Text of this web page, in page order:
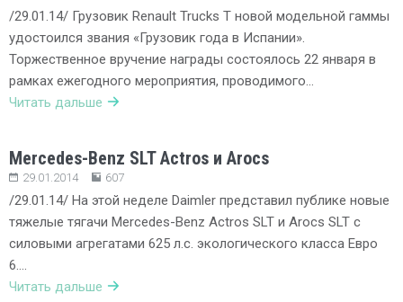
/29.01.14/ Грузовик Renault Trucks Т новой модельной гаммы
удостоился звания «Грузовик года в Испании».
Торжественное вручение награды состоялось 22 января в
рамках ежегодного мероприятия, проводимого…
Читать дальше
Mercedes-Benz SLT Actros и Arocs
29.01.2014 607
/29.01.14/ На этой неделе Daimler представил публике новые
тяжелые тягачи Mercedes-Benz Actros SLT и Arocs SLT с
силовыми агрегатами 625 л.с. экологического класса Евро
6….
Читать дальше